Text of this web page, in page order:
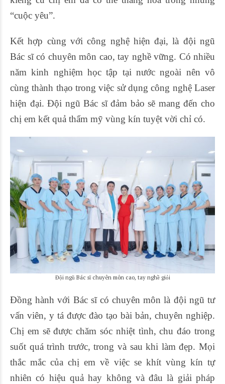
“cuộc yêu”.
Kết hợp cùng với công nghệ hiện đại, là đội ngũ
Bác sĩ có chuyên môn cao, tay nghề vững. Có nhiều
năm kinh nghiệm học tập tại nước ngoài nên vô
cùng thành thạo trong việc sử dụng công nghệ Laser
hiện đại. Đội ngũ Bác sĩ đảm bảo sẽ mang đến cho
chị em kết quả thẩm mỹ vùng kín tuyệt vời chỉ có.
Đội ngũ Bác sĩ chuyên môn cao, tay nghề giỏi
Đồng hành với Bác sĩ có chuyên môn là đội ngũ tư
vấn viên, y tá được đào tạo bài bản, chuyên nghiệp.
Chị em sẽ được chăm sóc nhiệt tình, chu đáo trong
suốt quá trình trước, trong và sau khi làm đẹp. Mọi
thắc mắc của chị em về việc se khít vùng kín tự
nhiên có hiệu quả hay không và đâu là giải pháp